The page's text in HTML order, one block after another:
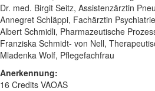
Dr. med. Birgit Seitz, Assistenzärztin
Annegret Schläppi, Fachärztin
Albert Schmidli, Pharmazeutische
Franziska Schmidt- von Nell,
Mladenka Wolf, Pflegefachfrau
Anerkennung:
16 Credits VAOAS